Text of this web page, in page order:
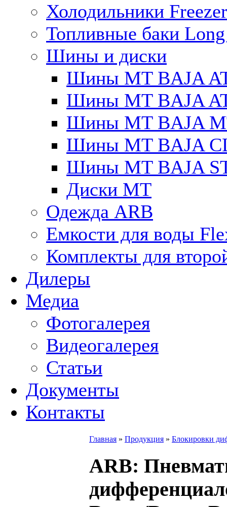
Холодильники
Топливные баки
Шины и диски
Шины MT BAJA
Шины MT BAJA
Шины MT BAJA
Шины MT BAJA
Шины MT BAJA
Диски MT
Одежда ARB
Емкости для воды
Комплекты для
Дилеры
Медиа
Фотогалерея
Видеогалерея
Статьи
Документы
Контакты
Главная » Продукция » Блокировки
ARB: